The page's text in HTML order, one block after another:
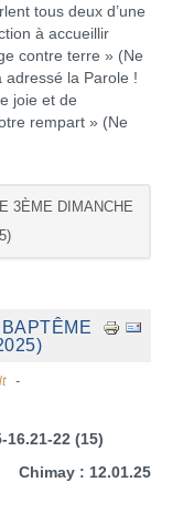
tous deux d’une
à accueillir
contre terre » (Ne
adressé la Parole !
joie et de
rempart » (Ne
3ÈME DIMANCHE
16.21-22 (15)
Chimay : 12.01.25